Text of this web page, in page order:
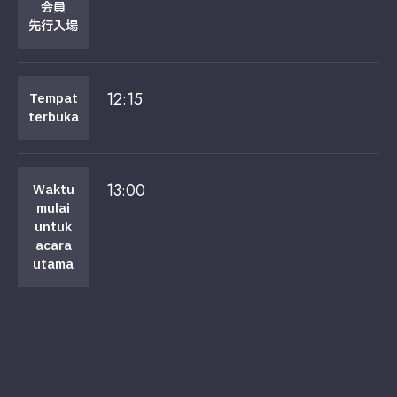
会員
先行入場
Tempat
terbuka
12:15
Waktu
mulai
untuk
acara
utama
13:00